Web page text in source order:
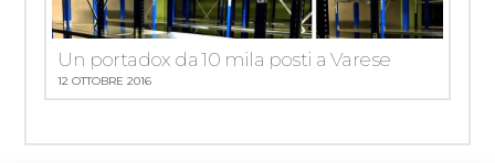
Un portadox da 10 mila posti a Varese
12 OTTOBRE 2016